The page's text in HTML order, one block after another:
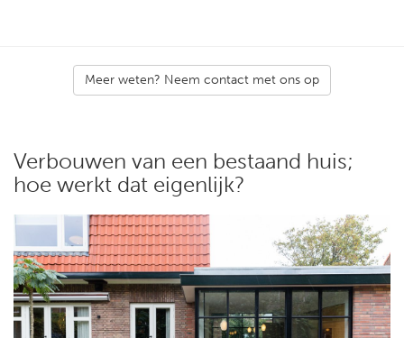
Meer weten? Neem contact met ons op
Verbouwen van een bestaand huis;
hoe werkt dat eigenlijk?